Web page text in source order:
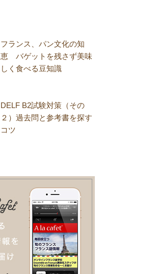
フランス、パン文化の知
恵 バゲットを残さず美味
しく食べる豆知識
DELF B2試験対策（その
２）過去問と参考書を探す
コツ